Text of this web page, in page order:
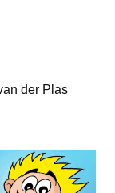
der Plas